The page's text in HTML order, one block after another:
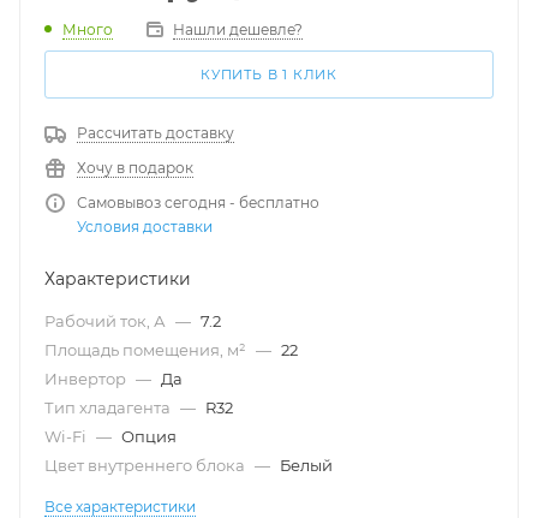
Много Нашли дешевле?
КУПИТЬ В 1 КЛИК
Рассчитать доставку
Хочу в подарок
Самовывоз сегодня - бесплатно
Условия доставки
Характеристики
Рабочий ток, А — 7.2
Площадь помещения, м² — 22
Инвертор — Да
Тип хладагента — R32
Wi-Fi
— Опция
Цвет внутреннего блока — Белый
Все характеристики